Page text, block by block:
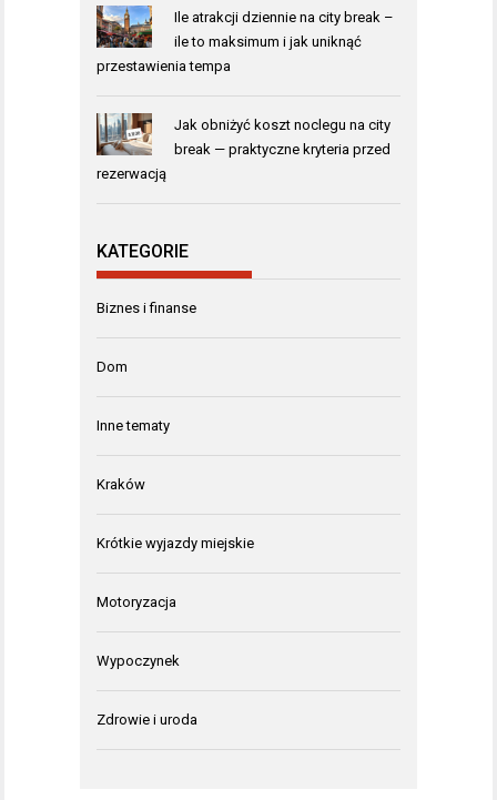
Ile atrakcji dziennie na city break –
ile to maksimum i jak uniknąć
przestawienia tempa
Jak obniżyć koszt noclegu na city
break — praktyczne kryteria przed
rezerwacją
KATEGORIE
Biznes i finanse
Dom
Inne tematy
Kraków
Krótkie wyjazdy miejskie
Motoryzacja
Wypoczynek
Zdrowie i uroda